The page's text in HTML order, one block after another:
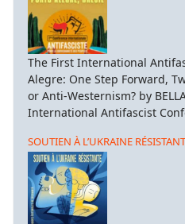
The First International
Alegre: One Step Forward,
or Anti-Westernism? by
International Antifascist
SOUTIEN À L’UKRAINE